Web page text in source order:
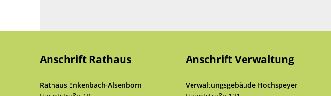
Anschrift Rathaus
Rathaus Enkenbach-Alsenborn
Anschrift Verwaltung
Verwaltungsgebäude Hochspeyer